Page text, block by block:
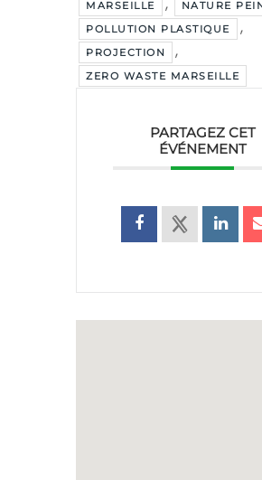
MARSEILLE , NATURE
POLLUTION PLASTIQUE ,
PROJECTION ,
ZERO WASTE MARSEILLE
PARTAGEZ CET
ÉVÉNEMENT